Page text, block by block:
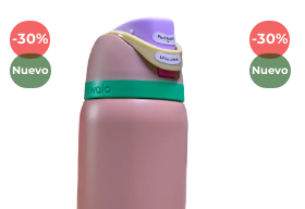
-30%
Nuevo
Añadir
lista de
deseos
-30%
Nuevo